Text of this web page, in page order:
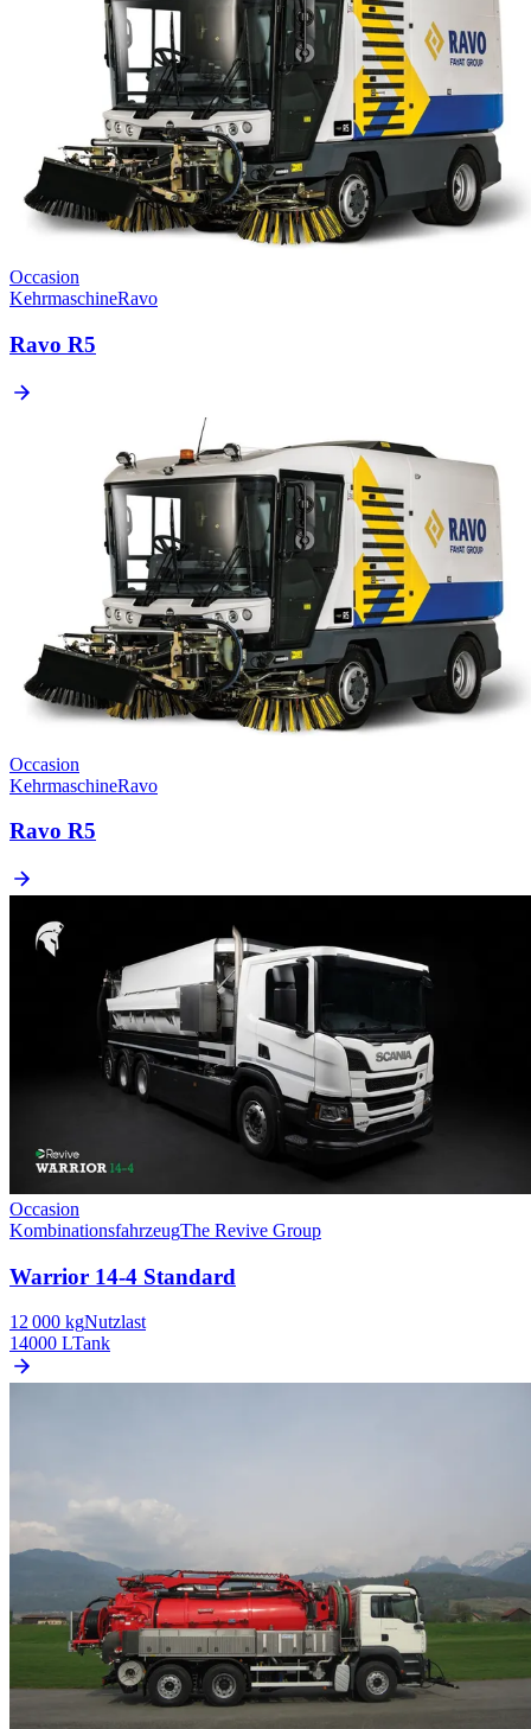
Occasion
KehrmaschineRavo
Ravo R5
Occasion
KehrmaschineRavo
Ravo R5
Occasion
KombinationsfahrzeugThe Revive Group
Warrior 14-4 Standard
12 000 kgNutzlast
14000 LTank